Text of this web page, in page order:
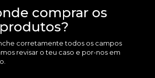
comprar os
corretamente todos os campos
revisar o teu caso e por-nos em